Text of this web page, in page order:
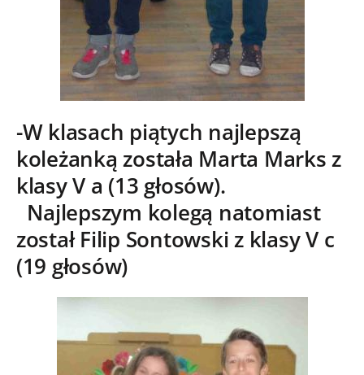
-W klasach piątych najlepszą
koleżanką została Marta Marks z
klasy V a (13 głosów).
Najlepszym kolegą natomiast
został Filip Sontowski z klasy V c
(19 głosów)